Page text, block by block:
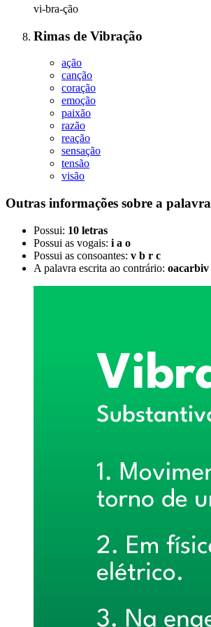
vi-bra-ção
Rimas de Vibração
ação
canção
coração
emoção
paixão
razão
reação
sensação
tensão
visão
Outras informações sobre a palavra
Possui: 10 letras
Possui as vogais: i a o
Possui as consoantes: v b r c
A palavra escrita ao contrário: oacarbiv